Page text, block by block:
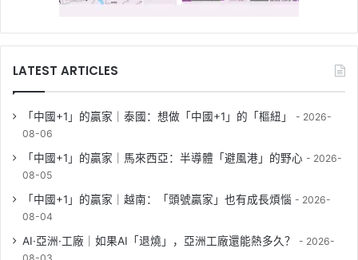
LATEST ARTICLES
「中國+1」的贏家｜泰國：想做「中國+1」的「樞紐」
2026-
08-06
「中國+1」的贏家｜馬來西亞：半導體「避風港」的野心
2026-
08-05
「中國+1」的贏家｜越南：「頭號贏家」也有成長煩惱
2026-
08-04
AI·亞洲·工廠｜如果AI「退燒」，亞洲工廠還能熱多久？
2026-